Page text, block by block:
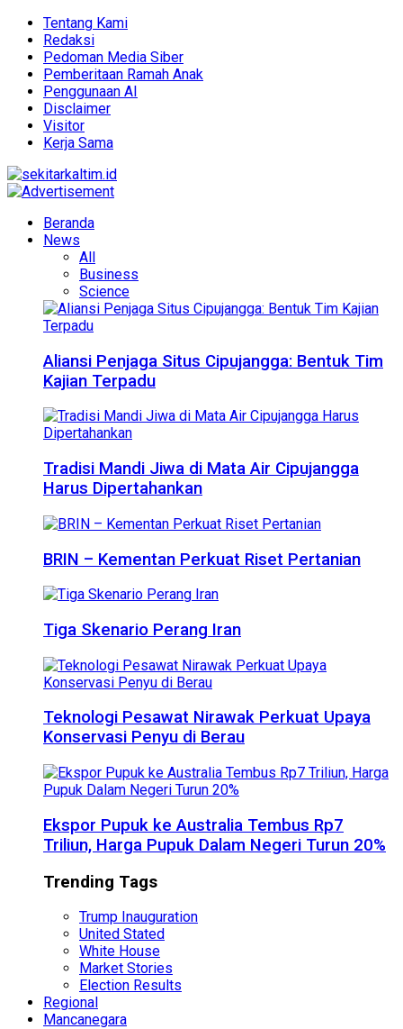
Tentang Kami
Redaksi
Pedoman Media Siber
Pemberitaan Ramah Anak
Penggunaan AI
Disclaimer
Visitor
Kerja Sama
Beranda
News
All
Business
Science
Aliansi Penjaga Situs Cipujangga: Bentuk Tim
Kajian Terpadu
Tradisi Mandi Jiwa di Mata Air Cipujangga
Harus Dipertahankan
BRIN – Kementan Perkuat Riset Pertanian
Tiga Skenario Perang Iran
Teknologi Pesawat Nirawak Perkuat Upaya
Konservasi Penyu di Berau
Ekspor Pupuk ke Australia Tembus Rp7
Triliun, Harga Pupuk Dalam Negeri Turun 20%
Trending Tags
Trump Inauguration
United Stated
White House
Market Stories
Election Results
Regional
Mancanegara